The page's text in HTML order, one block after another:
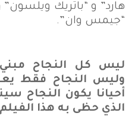
هارد” و “باتريك ويلسون”
“جيمس وان”.
ليس كل النجاح
وليس النجاح فقط
أحيانا يكون النجاح
الذي حظى به هذا